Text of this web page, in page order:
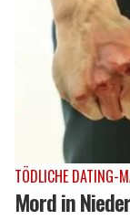
TÖDLICHE DATING-
Mord in